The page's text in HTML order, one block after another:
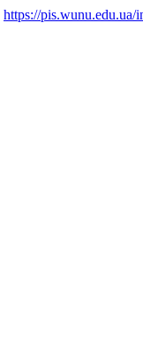
https://pis.wunu.edu.ua/